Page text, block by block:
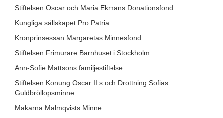
Stiftelsen Oscar och Maria Ekmans Donationsfond
Kungliga sällskapet Pro Patria
Kronprinsessan Margaretas Minnesfond
Stiftelsen Frimurare Barnhuset i Stockholm
Ann-Sofie Mattsons familjestiftelse
Stiftelsen Konung Oscar II:s och Drottning Sofias
Guldbröllopsminne
Makarna Malmqvists Minne